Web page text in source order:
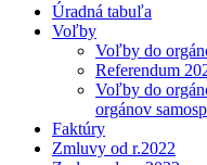
Úradná tabuľa
Voľby
Voľby do
Referendum
Voľby do
orgánov
Faktúry
Zmluvy od r.2022